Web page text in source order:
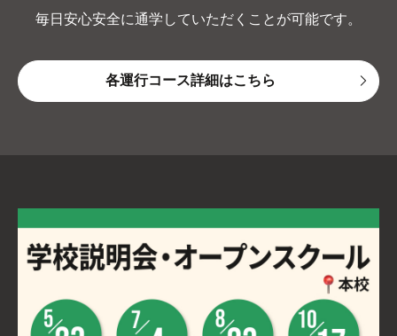
毎日安心安全に通学していただくことが可能です。
各運行コース詳細はこちら